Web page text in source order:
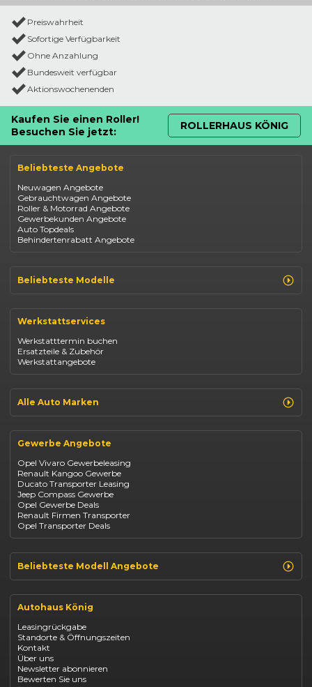
Preiswahrheit
Sofortige Verfügbarkeit
Ohne Anzahlung
Bundesweit verfügbar
Aktionswochenenden
Kaufen Sie einen Roller!
Besuchen Sie jetzt:
ROLLERHAUS KÖNIG
Beliebteste Angebote
Neuwagen Angebote
Gebrauchtwagen Angebote
Roller & Motorrad Angebote
Gewerbekunden Angebote
Auto Topdeals
Behindertenrabatt Angebote
Beliebteste Modelle
Opel Corsa
Fiat 500
Dacia Duster
Dacia Sandero
Jeep Compass
Suzuki Vitara
Suzuki Swift
Mazda CX-30
Werkstattservices
Werkstatttermin buchen
Ersatzteile & Zubehör
Werkstattangebote
Alle Auto Marken
Opel
Fiat
Jeep
Suzuki
BYD
Kia
Mazda
Citroën
Abarth
Fiat Professional
Gewerbe Angebote
Opel Vivaro Gewerbeleasing
Renault Kangoo Gewerbe
Ducato Transporter Leasing
Jeep Compass Gewerbe
Opel Gewerbe Deals
Renault Firmen Transporter
Opel Transporter Deals
Beliebteste Modell Angebote
Renault Arkana Leasing
Renault Captur Leasing
Opel Astra leasen
Opel Mokka kaufen
Opel Grandland finanzieren
Opel Vivaro Gewerbeleasing
Fiat 500 finanzieren
Fiat Panda leasen
Autohaus König
Leasingrückgabe
Standorte & Öffnungszeiten
Kontakt
Über uns
Newsletter abonnieren
Bewerten Sie uns